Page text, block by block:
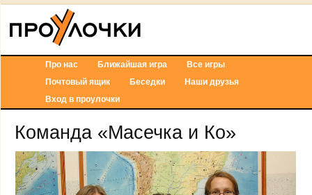
Про нас Ближайшая игра
Все игры
Почтовый ящик
Беседки
Наши друзья
Вход в проулочки
Команда «Масечка и Ко»